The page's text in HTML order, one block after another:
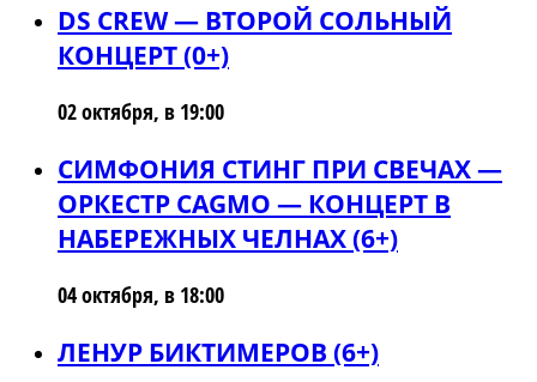
DS CREW — ВТОРОЙ СОЛЬНЫЙ
КОНЦЕРТ (0+)
02 октября, в 19:00
СИМФОНИЯ СТИНГ ПРИ СВЕЧАХ —
ОРКЕСТР CAGMO — КОНЦЕРТ В
НАБЕРЕЖНЫХ ЧЕЛНАХ (6+)
04 октября, в 18:00
ЛЕНУР БИКТИМЕРОВ (6+)